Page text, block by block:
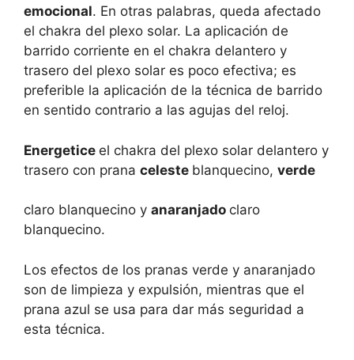
emocional. En otras palabras, queda afectado
el chakra del plexo solar. La aplicación de
barrido corriente en el chakra delantero y
trasero del plexo solar es poco efectiva; es
preferible la aplicación de la técnica de barrido
en sentido contrario a las agujas del reloj.
Energetice el chakra del plexo solar delantero y
trasero con prana celeste blanquecino, verde
claro blanquecino y anaranjado claro
blanquecino.
Los efectos de los pranas verde y anaranjado
son de limpieza y expulsión, mientras que el
prana azul se usa para dar más seguridad a
esta técnica.